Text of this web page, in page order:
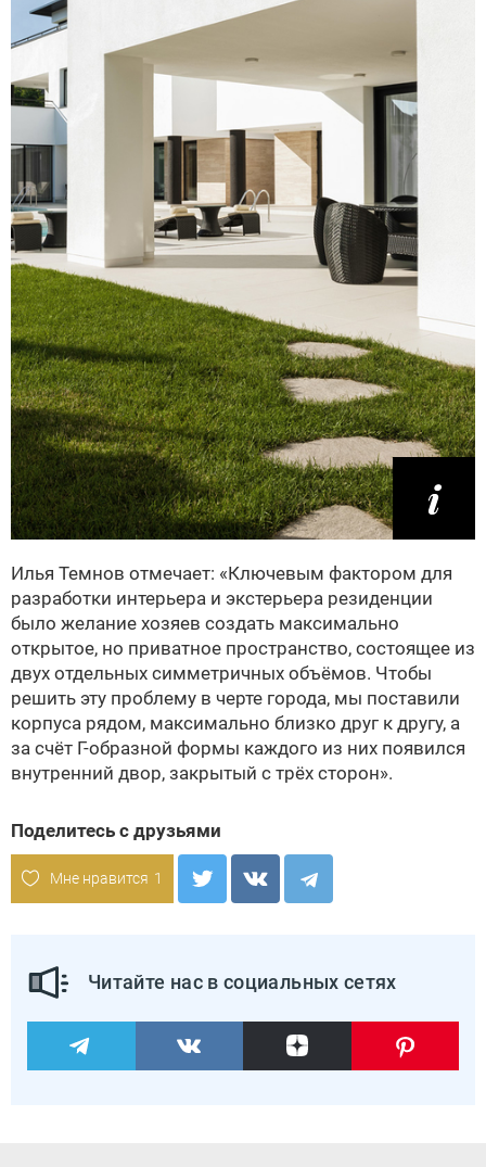
Илья Темнов отмечает: «Ключевым фактором для
разработки интерьера и экстерьера резиденции
было желание хозяев создать максимально
открытое, но приватное пространство, состоящее из
двух отдельных симметричных объёмов. Чтобы
решить эту проблему в черте города, мы поставили
корпуса рядом, максимально близко друг к другу, а
за счёт Г-образной формы каждого из них появился
внутренний двор, закрытый с трёх сторон».
Поделитесь с друзьями
Мне нравится 1
Читайте нас в социальных сетях